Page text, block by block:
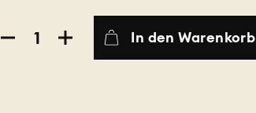
Menge
In den Warenkorb